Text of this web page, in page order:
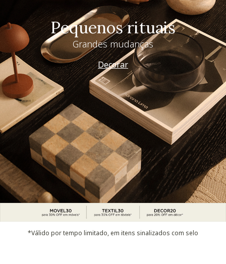
Pequenos rituais
Grandes mudanças
Decorar
*Válido por tempo limitado, em itens sinalizados com selo